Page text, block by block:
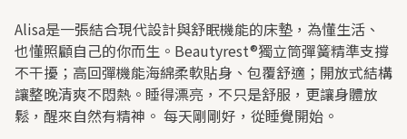
Alisa是一張結合現代設計與舒眠機能的床墊，為懂生活、
也懂照顧自己的你而生。Beautyrest®獨立筒彈簧精準支撐
不干擾；高回彈機能海綿柔軟貼身、包覆舒適；開放式結構
讓整晚清爽不悶熱。睡得漂亮，不只是舒服，更讓身體放
鬆，醒來自然有精神。 每天剛剛好，從睡覺開始。